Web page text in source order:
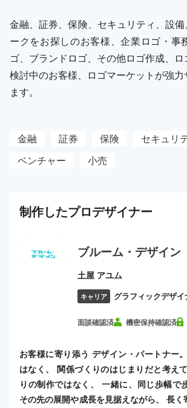
金融、証券、保険、セキュリティ、設
ークをお探しのお客様、企業ロゴ・事
ゴ、ブランドロゴ、その他ロゴ作成、
検討中のお客様、ロゴマーケットが強
ます。
金融 証券 保険 セキュリ
ベンチャー
小売
制作したプロデザイナー
ブルーム・デザイン
土屋 アユム
キャリア グラフィックデザイ
面談確認済 機密保持確認済
お客様に寄り添う デザイン・パートナー
はなく、 関係づくりのはじまりだと考え
りの制作ではなく、 一緒に、同じ歩幅で
その先の展開や成長を見据えながら、 長